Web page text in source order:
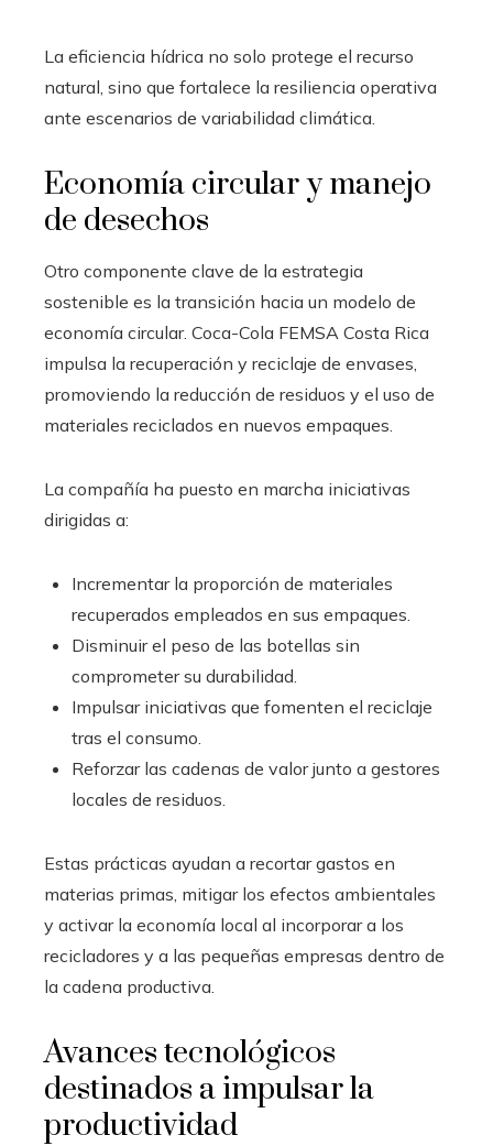
La eficiencia hídrica no solo protege el recurso
natural, sino que fortalece la resiliencia operativa
ante escenarios de variabilidad climática.
Economía circular y manejo
de desechos
Otro componente clave de la estrategia
sostenible es la transición hacia un modelo de
economía circular. Coca-Cola FEMSA Costa Rica
impulsa la recuperación y reciclaje de envases,
promoviendo la reducción de residuos y el uso de
materiales reciclados en nuevos empaques.
La compañía ha puesto en marcha iniciativas
dirigidas a:
Incrementar la proporción de materiales
recuperados empleados en sus empaques.
Disminuir el peso de las botellas sin
comprometer su durabilidad.
Impulsar iniciativas que fomenten el reciclaje
tras el consumo.
Reforzar las cadenas de valor junto a gestores
locales de residuos.
Estas prácticas ayudan a recortar gastos en
materias primas, mitigar los efectos ambientales
y activar la economía local al incorporar a los
recicladores y a las pequeñas empresas dentro de
la cadena productiva.
Avances tecnológicos
destinados a impulsar la
productividad